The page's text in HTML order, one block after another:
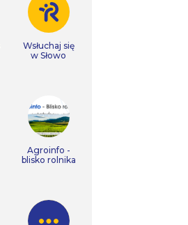
Wsłuchaj się
w Słowo
Agroinfo -
blisko rolnika